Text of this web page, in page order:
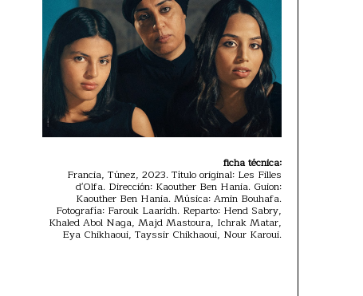
ficha técnica:
Francia, Túnez, 2023. Título original: Les Filles
d'Olfa. Dirección: Kaouther Ben Hania. Guion:
Kaouther Ben Hania. Música: Amin Bouhafa.
Fotografía: Farouk Laaridh. Reparto: Hend Sabry,
Khaled Abol Naga, Majd Mastoura, Ichrak Matar,
Eya Chikhaoui, Tayssir Chikhaoui, Nour Karoui.